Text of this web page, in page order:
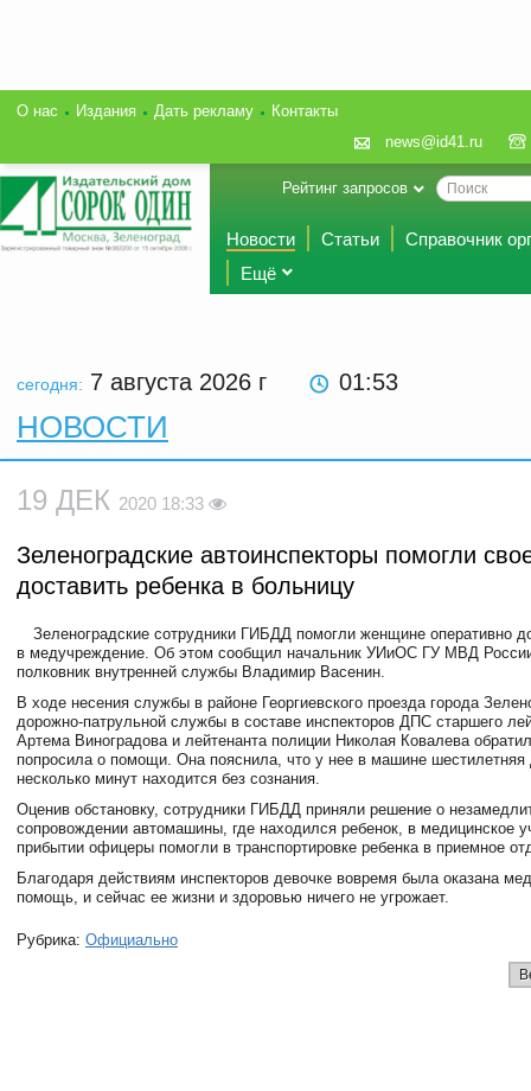
О нас Издания Дать рекламу
Контакты
news@id41.ru
Рейтинг запросов
Новости Статьи
Справочник
Ещё
сегодня: 7 августа 2026 г 01:53
НОВОСТИ
19 ДЕК 2020 18:33
Зеленоградские автоинспекторы помогли
доставить ребенка в больницу
Зеленоградские сотрудники ГИБДД помогли женщине оперативно
в медучреждение. Об этом сообщил начальник УИиОС ГУ МВД
полковник внутренней службы Владимир Васенин.
В ходе несения службы в районе Георгиевского проезда города
дорожно-патрульной службы в составе инспекторов ДПС старшего
Артема Виноградова и лейтенанта полиции Николая Ковалева
попросила о помощи. Она пояснила, что у нее в машине шестилетняя
несколько минут находится без сознания.
Оценив обстановку, сотрудники ГИБДД приняли решение о
сопровождении автомашины, где находился ребенок, в медицинское
прибытии офицеры помогли в транспортировке ребенка в приемное
Благодаря действиям инспекторов девочке вовремя была оказана
помощь, и сейчас ее жизни и здоровью ничего не угрожает.
Рубрика: Официально